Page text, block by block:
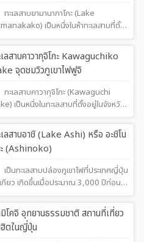
ทะเลสาบยามานากาโกะ (Lake
เป็นหนึ่งในห้าทะเลสาบที่ตั้ง
นพื้นที่ภูเขาฟูจิในจังหวัดยามานาชิของ
ระเทศญี่ปุ่น เป็นทะเลสาบที่ใหญ่ที่สุดใน
ดาทะเลสาบทั้งห้าของภูเขาฟูจิ และเป็น
นที่ท่องเที่ยวยอดนิยมสำหรับการชมวิว
ขาฟูจิที่สวยงาม
ลสาบคาวากุจิโกะ Kawaguchiko
จุดชมวิวภูเขาไฟฟูจิ
ทะเลสาบคาวากุจิโกะ (Kawaguchi
เป็นหนึ่งในทะเลสาบที่ตั้งอยู่ในจังหวัด
านาชิของประเทศญี่ปุ่น ซึ่งเป็นส่วนหนึ่ง
งกลุ่มทะเลสาบที่เรียกว่า "ฟูจิโกะโกะ" (Fuji
Lakes) ที่ตั้งอยู่รอบๆ ภูเขาฟูจิ
ลสาบอาชิ (Lake Ashi) หรือ อะชิโน
(Ashinoko)
เป็นทะเลสาบปล่องภูเขาไฟที่ประเทศญี่ปุ่น
กียว เกิดขึ้นเมื่อประมาณ 3,000 ปีก่อน
การระเบิดของภูเขาไฟฮาโกเนะ เป็นหนึ่งใน
ดหมายสำหรับชมวิวภูเขาไฟฟูจิ
โคจิ อุทยานธรรมชาติ สถานที่เที่ยว
ตในญี่ปุ่น